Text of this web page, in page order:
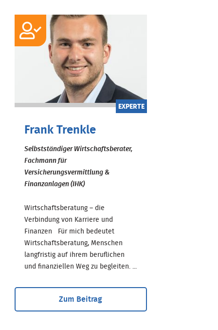
EXPERTE
Frank Trenkle
Selbstständiger Wirtschaftsberater,
Fachmann für
Versicherungsvermittlung &
Finanzanlagen (IHK)
Wirtschaftsberatung – die
Verbindung von Karriere und
Finanzen Für mich bedeutet
Wirtschaftsberatung, Menschen
langfristig auf ihrem beruflichen
und finanziellen Weg zu begleiten. ...
Zum Beitrag